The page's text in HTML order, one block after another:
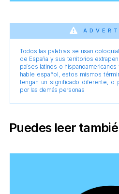
Todos las palabras se usan
de España y sus territorios
países latinos o
hable español, estos mismos
tengan un significado diferente, o
por las demás personas
Puedes leer